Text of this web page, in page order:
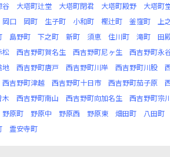
谷 大塔町辻堂 大塔町閉君 大塔町殿野 大塔町
岡口 岡町 生子町 小和町 樫辻町 釜窪町 上
島野町 下之町 新町 須恵 住川町 滝町 田
松 西吉野町賀名生 西吉野町尼ヶ生 西吉野町永
地 西吉野町唐戸 西吉野町川岸 西吉野町川股
西吉野町津越 西吉野町十日市 西吉野町茄子原
木 西吉野町南山 西吉野町向加名生 西吉野町宗
野原町 野原中 野原西 野原東 畑田町 八田町
霊安寺町